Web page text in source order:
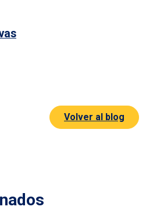
Volver al blog